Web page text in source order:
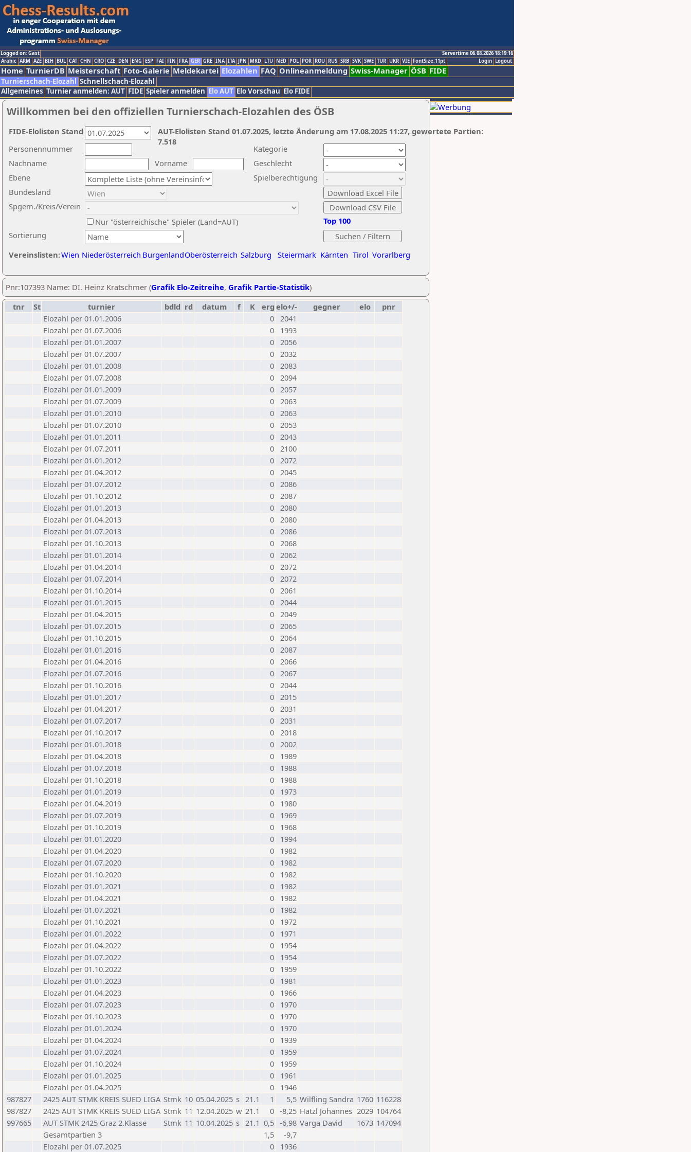
Logged on: Gast
Servertime 06.08.2026 18:19:16
Logout
Login
Arabic ARM AZE BIH BUL CAT CHN CRO CZE DEN ENG ESP FAI FIN FRA GER GRE INA ITA JPN MKD LTU NED POL POR ROU RUS SRB SVK SWE TUR UKR VIE FontSize:11pt
Home TurnierDB Meisterschaft Foto-Galerie Meldekartei Elozahlen FAQ Onlineanmeldung Swiss-Manager ÖSB FIDE
Turnierschach-Elozahl Schnellschach-Elozahl
Allgemeines Turnier anmelden: AUT FIDE Spieler anmelden Elo AUT Elo Vorschau Elo FIDE
Willkommen bei den offiziellen Turnierschach-Elozahlen des ÖSB
Nachname
Vorname
Ebene
Kategorie
Sortierung
Personennummer
Bundesland
Spgem./Kreis/Verein
Geschlecht
Nur "österreichische" Spieler (Land=AUT)
Spielberechtigung
Vereinslisten:Wien Niederösterreich BurgenlandOberösterreich Salzburg Steiermark Kärnten Tirol Vorarlberg
Top 100
AUT-Elolisten Stand 01.07.2025, letzte Änderung am 17.08.2025 11:27, gewertete Partien:
7.518
FIDE-Elolisten Stand
Pnr:107393 Name: DI. Heinz Kratschmer (Grafik Elo-Zeitreihe, Grafik Partie-Statistik)
tnr
St turnier bdld rd datum f K erg elo+/- gegner elo
pnr
Elozahl per 01.01.2006
0 2041
Elozahl per 01.07.2006
0
1993
Elozahl per 01.01.2007
0 2056
Elozahl per 01.07.2007
0 2032
Elozahl per 01.01.2008
0 2083
Elozahl per 01.07.2008
0 2094
Elozahl per 01.01.2009
0 2057
Elozahl per 01.07.2009
0 2063
Elozahl per 01.01.2010
0 2063
Elozahl per 01.07.2010
0 2053
Elozahl per 01.01.2011
0 2043
Elozahl per 01.07.2011
0 2100
Elozahl per 01.01.2012
0 2072
Elozahl per 01.04.2012
0 2045
Elozahl per 01.07.2012
0 2086
Elozahl per 01.10.2012
0 2087
Elozahl per 01.01.2013
0 2080
Elozahl per 01.04.2013
0 2080
Elozahl per 01.07.2013
0 2086
Elozahl per 01.10.2013
0 2068
Elozahl per 01.01.2014
0 2062
Elozahl per 01.04.2014
0 2072
Elozahl per 01.07.2014
0 2072
Elozahl per 01.10.2014
0 2061
Elozahl per 01.01.2015
0 2044
Elozahl per 01.04.2015
0 2049
Elozahl per 01.07.2015
0 2065
Elozahl per 01.10.2015
0 2064
Elozahl per 01.01.2016
0 2087
Elozahl per 01.04.2016
0 2066
Elozahl per 01.07.2016
0 2067
Elozahl per 01.10.2016
0 2044
Elozahl per 01.01.2017
0 2015
Elozahl per 01.04.2017
0 2031
Elozahl per 01.07.2017
0 2031
Elozahl per 01.10.2017
0 2018
Elozahl per 01.01.2018
0 2002
Elozahl per 01.04.2018
0
1989
Elozahl per 01.07.2018
0
1988
Elozahl per 01.10.2018
0
1988
Elozahl per 01.01.2019
0
1973
Elozahl per 01.04.2019
0
1980
Elozahl per 01.07.2019
0
1969
Elozahl per 01.10.2019
0
1968
Elozahl per 01.01.2020
0
1994
Elozahl per 01.04.2020
0
1982
Elozahl per 01.07.2020
0
1982
Elozahl per 01.10.2020
0
1982
Elozahl per 01.01.2021
0
1982
Elozahl per 01.04.2021
0
1982
Elozahl per 01.07.2021
0
1982
Elozahl per 01.10.2021
0
1972
Elozahl per 01.01.2022
0
1971
Elozahl per 01.04.2022
0
1954
Elozahl per 01.07.2022
0
1954
Elozahl per 01.10.2022
0
1959
Elozahl per 01.01.2023
0
1981
Elozahl per 01.04.2023
0
1966
Elozahl per 01.07.2023
0
1970
Elozahl per 01.10.2023
0
1970
Elozahl per 01.01.2024
0
1970
Elozahl per 01.04.2024
0
1939
Elozahl per 01.07.2024
0
1959
Elozahl per 01.10.2024
0
1959
Elozahl per 01.01.2025
0
1961
Elozahl per 01.04.2025
0
1946
987827
2425 AUT STMK KREIS SUED LIGA Stmk 10 05.04.2025 s 21.1 1 5,5 Wilfling Sandra 1760 116228
987827
2425 AUT STMK KREIS SUED LIGA Stmk 11 12.04.2025 w 21.1 0 -8,25 Hatzl Johannes 2029 104764
997665
AUT STMK 2425 Graz 2.Klasse Stmk 11 10.04.2025 s 21.1 0,5 -6,98 Varga David 1673 147094
Gesamtpartien 3
1,5
-9,7
Elozahl per 01.07.2025
0 1936